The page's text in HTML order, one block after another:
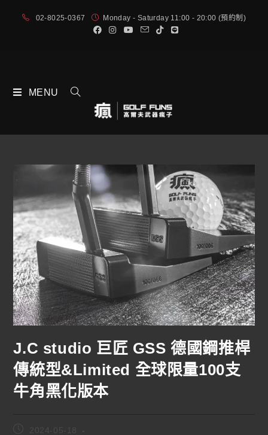
02-8025-0367 Monday - Saturday 11:00 - 20:00 (預約制)
MENU
J.C studio 巨匠 GSS 德國鋼推桿
傳統型&Limited 全球限量100支
牛角黑化版本
2024-05-18